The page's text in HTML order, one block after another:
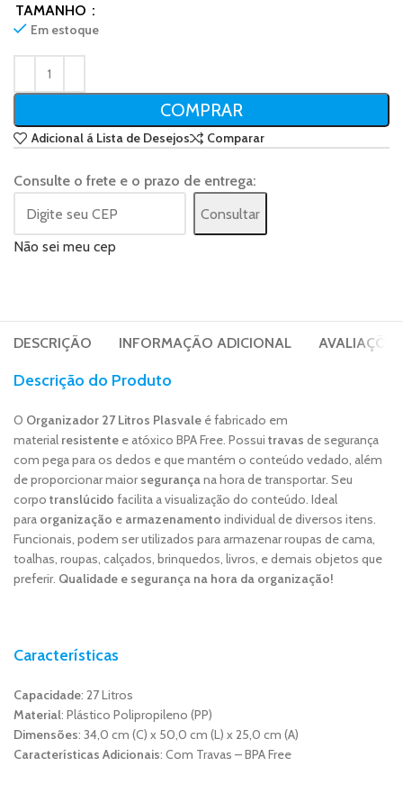
TAMANHO
Em estoque
COMPRAR
Adicional á Lista de Desejos Comparar
Consulte o frete e o prazo de entrega:
Consultar
Não sei meu cep
DESCRIÇÃO INFORMAÇÃO ADICIONAL
Descrição do Produto
O Organizador 27 Litros Plasvale é fabricado em
material resistente e atóxico BPA Free. Possuitravas de segurança
com pega para os dedos e que mantém o conteúdo vedado, além
de proporcionar maiorsegurançana hora de transportar. Seu
corpotranslúcidofacilita a visualização do conteúdo. Ideal
para organização e armazenamento individual de diversos itens.
Funcionais, podem ser utilizados para armazenar roupas de cama,
toalhas, roupas, calçados, brinquedos, livros, e demais objetos que
preferir. Qualidade e segurança na hora da organização!
Características
Capacidade: 27 Litros
Material: Plástico Polipropileno (PP)
Dimensões: 34,0 cm (C) x 50,0 cm (L) x 25,0 cm (A)
Características Adicionais: Com Travas – BPA Free